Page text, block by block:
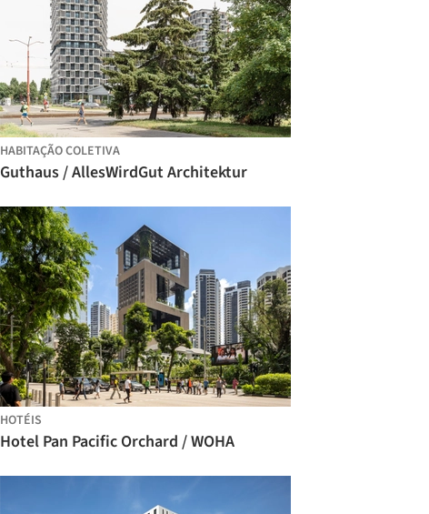
HABITAÇÃO COLETIVA
Guthaus / AllesWirdGut Architektur
HOTÉIS
Hotel Pan Pacific Orchard / WOHA